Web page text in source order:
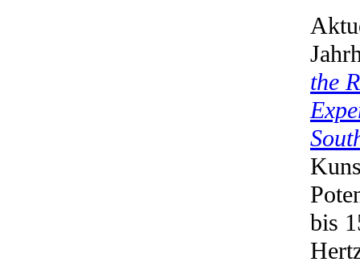
the
bis